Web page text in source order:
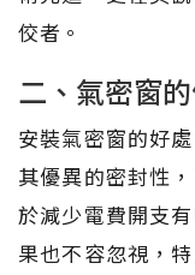
佼者。
二、氣密窗
安裝氣密窗的好
其優異的密封性
於減少電費開支
果也不容忽視，